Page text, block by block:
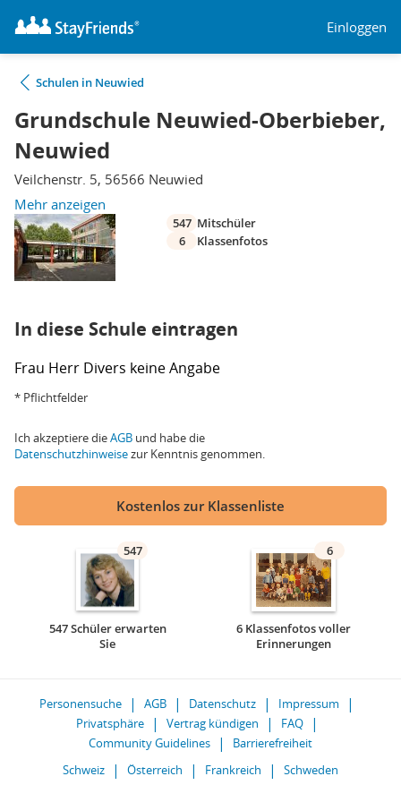
Einloggen
Schulen in Neuwied
Grundschule Neuwied-Oberbieber,
Neuwied
Veilchenstr. 5, 56566 Neuwied
Mehr anzeigen
547 Mitschüler
6
Klassenfotos
In diese Schule eintragen
Frau Herr Divers keine Angabe
* Pflichtfelder
Ich akzeptiere dieAGB und habe die
Datenschutzhinweisezur Kenntnis genommen.
Kostenlos zur Klassenliste
547
547 Schüler erwarten
Sie
6
6 Klassenfotos voller
Erinnerungen
Personensuche AGB Datenschutz
Impressum
Privatsphäre
Vertrag kündigen
FAQ
Community Guidelines
Barrierefreiheit
Schweiz
Österreich Frankreich Schweden